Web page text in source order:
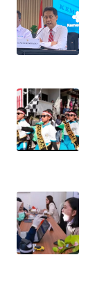
KALTARA
WN
WN
KALTIM
WN
GORONTALO